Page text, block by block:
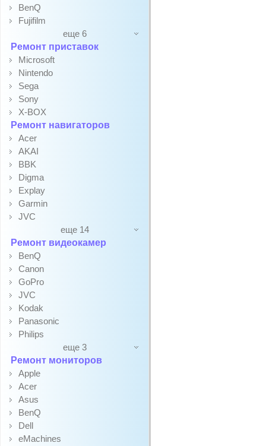
BenQ
Fujifilm
еще 6
Ремонт приставок
Microsoft
Nintendo
Sega
Sony
X-BOX
Ремонт навигаторов
Acer
AKAI
BBK
Digma
Explay
Garmin
JVC
еще 14
Ремонт видеокамер
BenQ
Canon
GoPro
JVC
Kodak
Panasonic
Philips
еще 3
Ремонт мониторов
Apple
Acer
Asus
BenQ
Dell
eMachines